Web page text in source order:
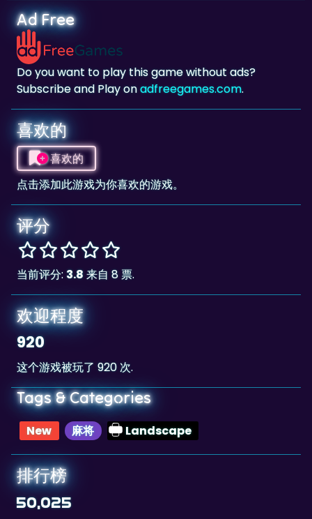
Do you want to play this game without ads?
Subscribe and Play on
喜欢的
喜欢的
点击添加此游戏为你喜欢的游戏。
评分
当前评分: 3.8 来自 8 票.
欢迎程度
920
这个游戏被玩了 920 次.
Tags & Categories
New 麻将 Landscape
排行榜
50,025
The highscore for this game is
byHotpink